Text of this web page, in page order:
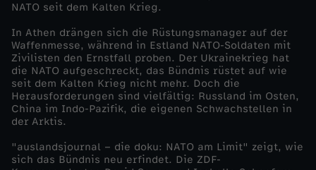
l
-
d
i
e
NATO seit dem Kalten Krieg.
In Athen drängen sich die Rüstungsmanager auf der
Waffenmesse, während in Estland NATO-Soldaten mit
Zivilisten den Ernstfall proben. Der Ukrainekrieg hat
die NATO aufgeschreckt, das Bündnis rüstet auf wie
seit dem Kalten Krieg nicht mehr. Doch die
Herausforderungen sind vielfältig: Russland im Osten,
China im Indo-Pazifik, die eigenen Schwachstellen in
der Arktis.
"auslandsjournal – die doku: NATO am Limit" zeigt, wie
sich das Bündnis neu erfindet. Die ZDF-